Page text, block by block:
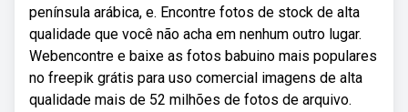
península arábica, e. Encontre fotos de stock de alta
qualidade que você não acha em nenhum outro lugar.
Webencontre e baixe as fotos babuino mais populares
no freepik grátis para uso comercial imagens de alta
qualidade mais de 52 milhões de fotos de arquivo.